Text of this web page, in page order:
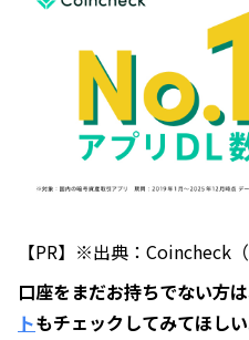
【PR】※出典：Coincheck
口座をまだお持ちでない方は
トもチェックしてみてほしい